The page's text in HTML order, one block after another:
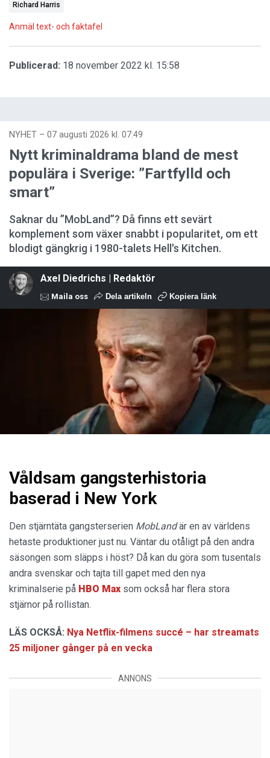
Richard Harris
Anmäl text- och faktafel
Publicerad: 18 november 2022 kl. 15:58
NYHET – 07 augusti 2026 kl. 07:49
Nytt kriminaldrama bland de mest
populära i Sverige: ”Fartfylld och
smart”
Saknar du ”MobLand”? Då finns ett sevärt
komplement som växer snabbt i popularitet, om ett
blodigt gängkrig i 1980-talets Hell's Kitchen.
Axel Diedrichs | Redaktör
Maila oss Dela artikeln Kopiera länk
Våldsam gangsterhistoria
baserad i New York
Den stjärntäta gangsterserien MobLandär en av världens
hetaste produktioner just nu. Väntar du otåligt på den andra
säsongen som släpps i höst? Då kan du göra som tusentals
andra svenskar och tajta till gapet med den nya
kriminalserie på HBO Max som också har flera stora
stjärnor på rollistan.
LÄS OCKSÅ: Nya Netflix-filmens succé – har streamats
25 miljoner gånger på en vecka
ANNONS